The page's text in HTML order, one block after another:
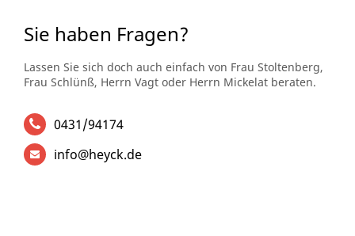
Sie haben Fragen?
Lassen Sie sich doch auch einfach von Frau Stoltenberg,
Frau Schlünß, Herrn Vagt oder Herrn Mickelat beraten.
0431/94174
info@heyck.de